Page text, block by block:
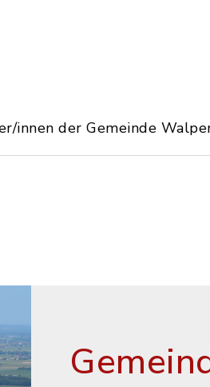
innen der Gemeinde